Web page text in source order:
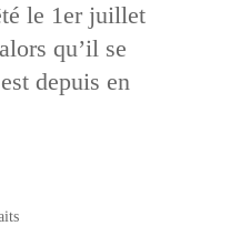
le 1er juillet
qu’il se
depuis en